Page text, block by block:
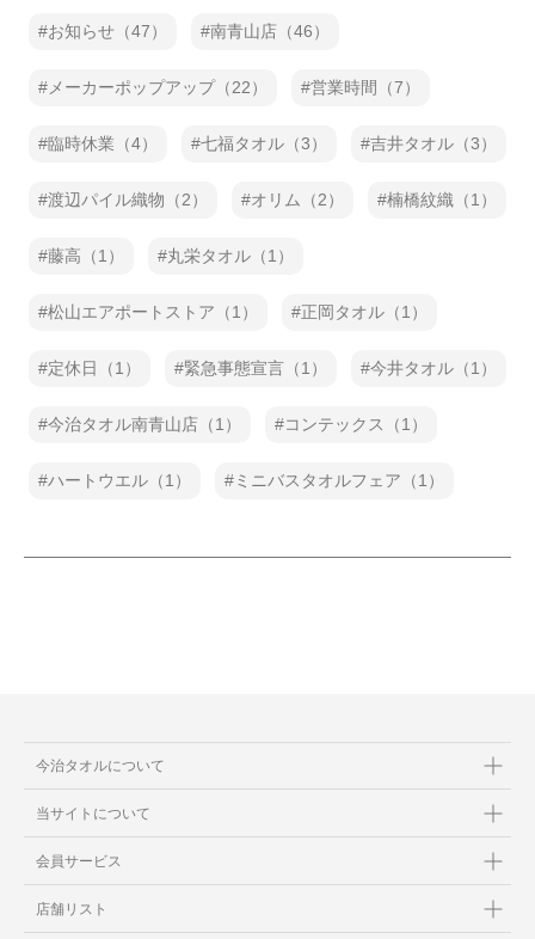
お知らせ（47） 南青山店（46）
メーカーポップアップ（22） 営業時間（7）
臨時休業（4） 七福タオル（3） 吉井タオル（3）
渡辺パイル織物（2） オリム（2） 楠橋紋織（1）
藤高（1） 丸栄タオル（1）
松山エアポートストア（1） 正岡タオル（1）
定休日（1） 緊急事態宣言（1） 今井タオル（1）
今治タオル南青山店（1） コンテックス（1）
ハートウエル（1） ミニバスタオルフェア（1）
今治タオルについて
当サイトについて
会員サービス
店舗リスト